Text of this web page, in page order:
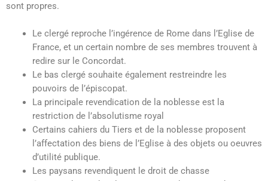
sont propres.
Le clergé reproche l’ingérence de Rome dans l’Eglise de
France, et un certain nombre de ses membres trouvent à
redire sur le Concordat.
Le bas clergé souhaite également restreindre les
pouvoirs de l’épiscopat.
La principale revendication de la noblesse est la
restriction de l’absolutisme royal
Certains cahiers du Tiers et de la noblesse proposent
l’affectation des biens de l’Eglise à des objets ou oeuvres
d’utilité publique.
Les paysans revendiquent le droit de chasse